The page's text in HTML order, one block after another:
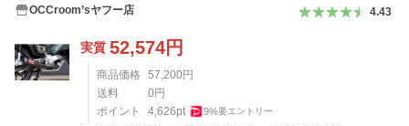
OCCroom’sヤフー店 4.43
実質 52,574円
商品価格 57,200 円
送料
0 円
ポイント
4,626pt 9%要エントリー